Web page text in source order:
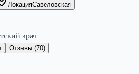
ЛокацияСавеловская
врач
Отзывы (70)